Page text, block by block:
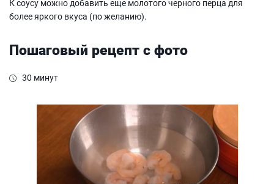
К соусу можно добавить еще молотого черного перца для
более яркого вкуса (по желанию).
Пошаговый рецепт с фото
30 минут